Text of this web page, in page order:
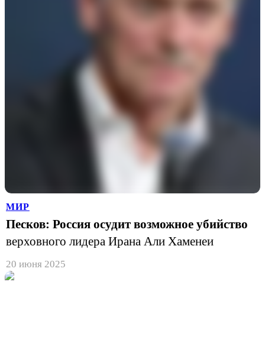
МИР
Песков: Россия осудит возможное убийство
верховного лидера Ирана Али Хаменеи
20 июня 2025